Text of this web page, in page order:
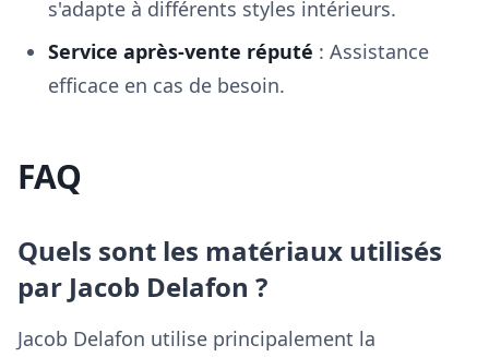
s'adapte à différents styles intérieurs.
Service après-vente réputé : Assistance
efficace en cas de besoin.
FAQ
Quels sont les matériaux utilisés
par Jacob Delafon ?
Jacob Delafon utilise principalement la